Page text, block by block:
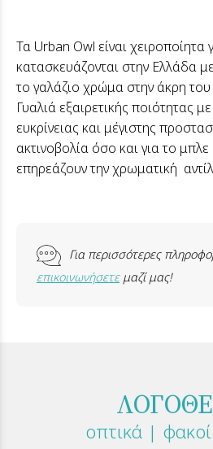
Τα Urban Owl είναι χειροποίητα
κατασκευάζονται στην Ελλάδα
το γαλάζιο χρώμα στην άκρη
Γυαλιά εξαιρετικής ποιότητας
ευκρίνειας και μέγιστης
ακτινοβολία όσο και για το
επηρεάζουν την χρωματική
Για περισσότερες
επικοινωνήσετεμαζί μας!
οπτικά |